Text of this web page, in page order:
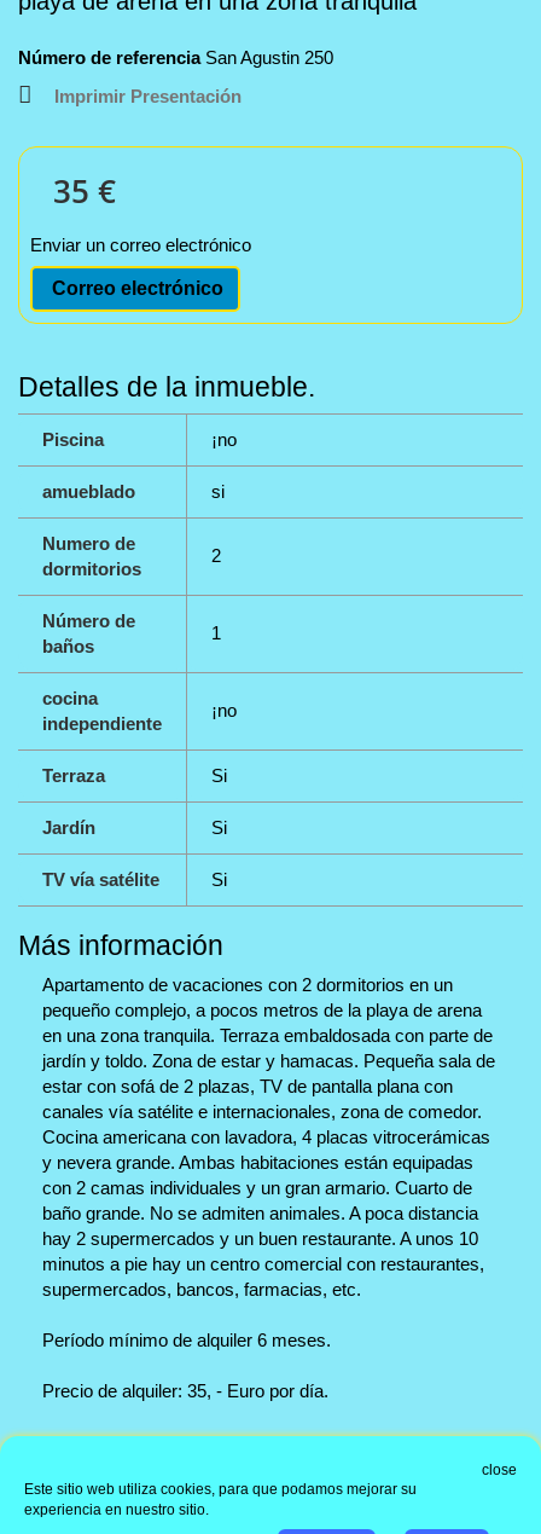
Número de referencia San Agustin 250
Imprimir Presentación
35 €
Enviar un correo electrónico
Correo electrónico
Detalles de la inmueble.
Piscina ¡no
amueblado si
Numero de
dormitorios
2
Número de
baños
1
cocina
independiente
¡no
Terraza Si
Jardín Si
TV vía satélite Si
Más información
Apartamento de vacaciones con 2 dormitorios en un
pequeño complejo, a pocos metros de la playa de arena
en una zona tranquila. Terraza embaldosada con parte de
jardín y toldo. Zona de estar y hamacas. Pequeña sala de
estar con sofá de 2 plazas, TV de pantalla plana con
canales vía satélite e internacionales, zona de comedor.
Cocina americana con lavadora, 4 placas vitrocerámicas
y nevera grande. Ambas habitaciones están equipadas
con 2 camas individuales y un gran armario. Cuarto de
baño grande. No se admiten animales. A poca distancia
hay 2 supermercados y un buen restaurante. A unos 10
minutos a pie hay un centro comercial con restaurantes,
supermercados, bancos, farmacias, etc.
Período mínimo de alquiler 6 meses.
Precio de alquiler: 35, - Euro por día.
Información
close
Este sitio web utiliza cookies, para que podamos mejorar su
experiencia en nuestro sitio.